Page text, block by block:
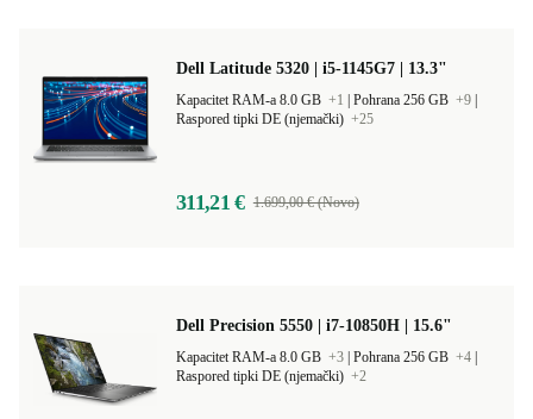
Dell Latitude 5320 | i5-1145G7 | 13.3"
Kapacitet RAM-a 8.0 GB +1 Pohrana 256 GB +9
Raspored tipki DE (njemački) +25
311,21 € 1.699,00 € (Novo)
Dell Precision 5550 | i7-10850H | 15.6"
Kapacitet RAM-a 8.0 GB +3 Pohrana 256 GB +4
Raspored tipki DE (njemački) +2